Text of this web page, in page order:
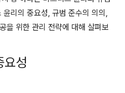
리의 중요성, 규범 준수의 의의,
을 위한 관리 전략에 대해 살펴보
요성